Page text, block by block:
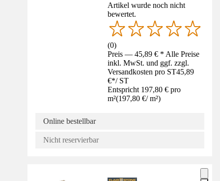
Artikel wurde noch nicht
bewertet.
(0)
Preis — 45,89 € * Alle Preise
inkl. MwSt. und ggf. zzgl.
Versandkosten pro ST45,89
€*/ ST
Entspricht 197,80 € pro
m²(197,80 €/ m²)
Online bestellbar
Nicht reservierbar